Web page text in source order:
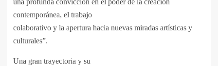
una profunda convicción en el poder de la creación
contemporánea, el trabajo
colaborativo y la apertura hacia nuevas miradas artísticas y
culturales”.
Una gran trayectoria y su